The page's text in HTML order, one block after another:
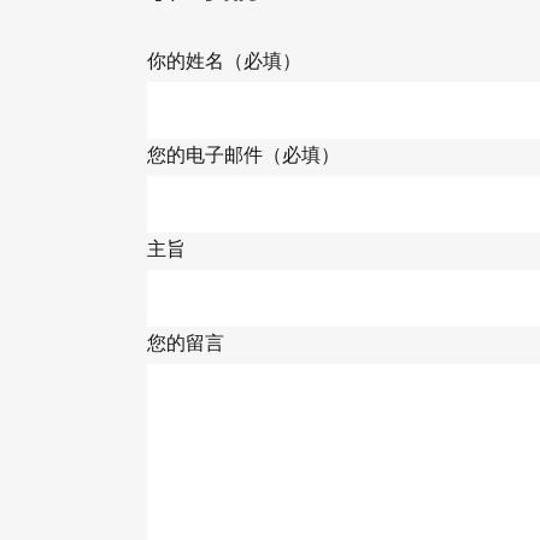
你的姓名（必填）
您的电子邮件（必填）
主旨
您的留言